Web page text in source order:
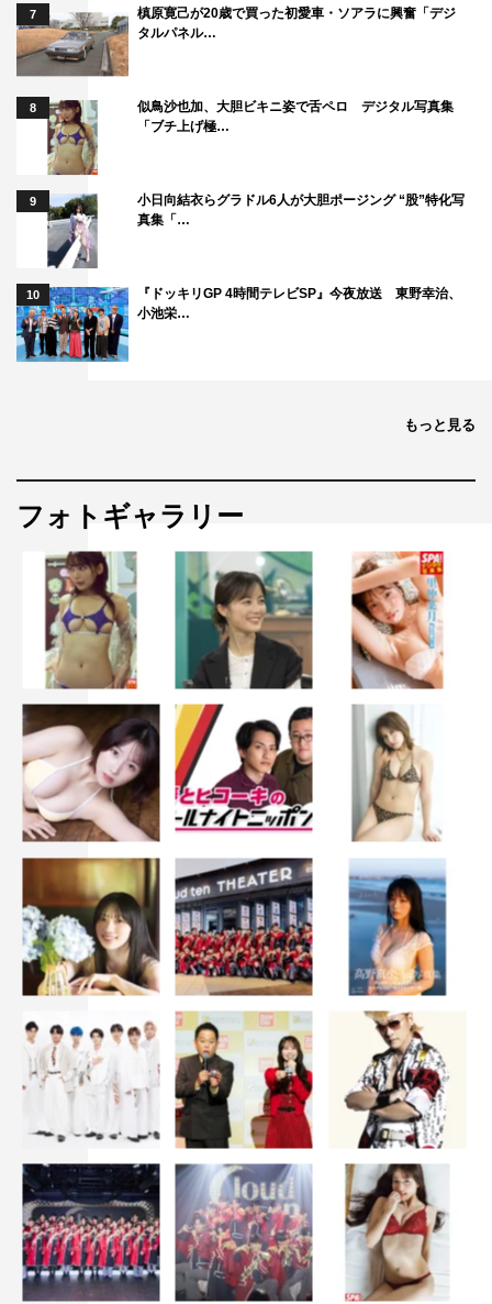
7
槙原寛己が20歳で買った初愛車・ソアラに興奮「デジ
タルパネル…
8
似鳥沙也加、大胆ビキニ姿で舌ペロ デジタル写真集
「ブチ上げ極…
9
小日向結衣らグラドル6人が大胆ポージング “股”特化写
真集「…
10
『ドッキリGP 4時間テレビSP』今夜放送 東野幸治、
小池栄…
もっと見る
フォトギャラリー